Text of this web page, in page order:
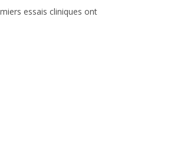
essais cliniques ont